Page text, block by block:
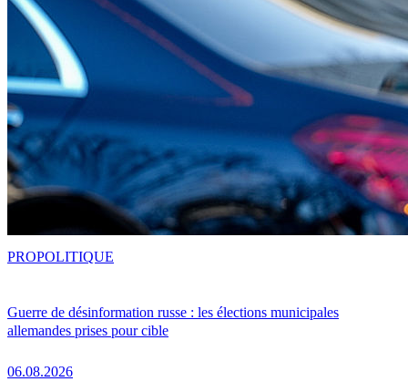
Guerre de désinformation russe : les élections municipales
allemandes prises pour cible
06.08.2026
PROPOLITIQUE